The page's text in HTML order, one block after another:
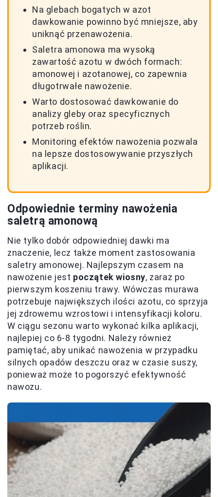
Na glebach bogatych w azot
dawkowanie powinno być mniejsze, aby
uniknąć przenawożenia.
Saletra amonowa ma wysoką
zawartość azotu w dwóch formach:
amonowej i azotanowej, co zapewnia
długotrwałe nawożenie.
Warto dostosować dawkowanie do
analizy gleby oraz specyficznych
potrzeb roślin.
Monitoring efektów nawożenia pozwala
na lepsze dostosowywanie przyszłych
aplikacji.
Odpowiednie terminy nawożenia
saletrą amonową
Nie tylko dobór odpowiedniej dawki ma
znaczenie, lecz także moment zastosowania
saletry amonowej. Najlepszym czasem na
nawożenie jest początek wiosny, zaraz po
pierwszym koszeniu trawy. Wówczas murawa
potrzebuje największych ilości azotu, co sprzyja
jej zdrowemu wzrostowi i intensyfikacji koloru.
W ciągu sezonu warto wykonać kilka aplikacji,
najlepiej co 6-8 tygodni. Należy również
pamiętać, aby unikać nawożenia w przypadku
silnych opadów deszczu oraz w czasie suszy,
ponieważ może to pogorszyć efektywność
nawozu.